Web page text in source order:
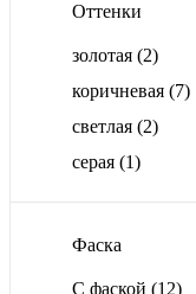
Оттенки
золотая (2)
коричневая (7)
светлая (2)
серая (1)
Фаска
С фаской (12)